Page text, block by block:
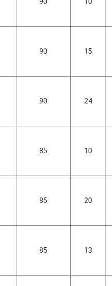
15
90
24
90
10
85
20
85
13
85